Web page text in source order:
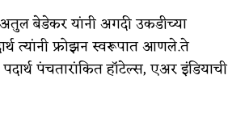
बेडेकर यांनी अगदी उकडीच्या
त्यांनी फ्रोझन स्वरूपात आणले.ते
पंचतारांकित हॉटेल्स, एअर इंडियाची